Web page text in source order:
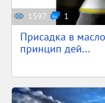
1597 1
Присадка в
принцип дей...